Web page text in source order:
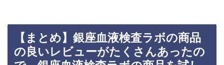
【まとめ】銀座血液検査ラボの商品
の良いレビューがたくさんあったの